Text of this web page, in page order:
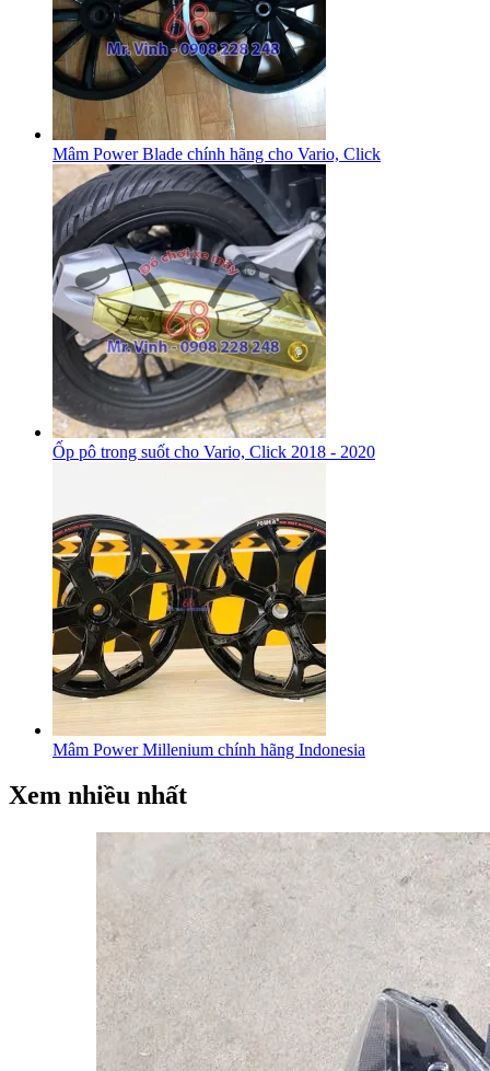
Mâm Power Blade chính hãng cho Vario, Click
Ốp pô trong suốt cho Vario, Click 2018 - 2020
Mâm Power Millenium chính hãng Indonesia
Xem nhiều nhất